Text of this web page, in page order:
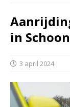
in
3 april 2024